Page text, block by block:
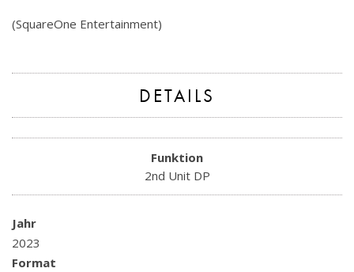
(SquareOne Entertainment)
DETAILS
Funktion
2nd Unit DP
Jahr
2023
Format